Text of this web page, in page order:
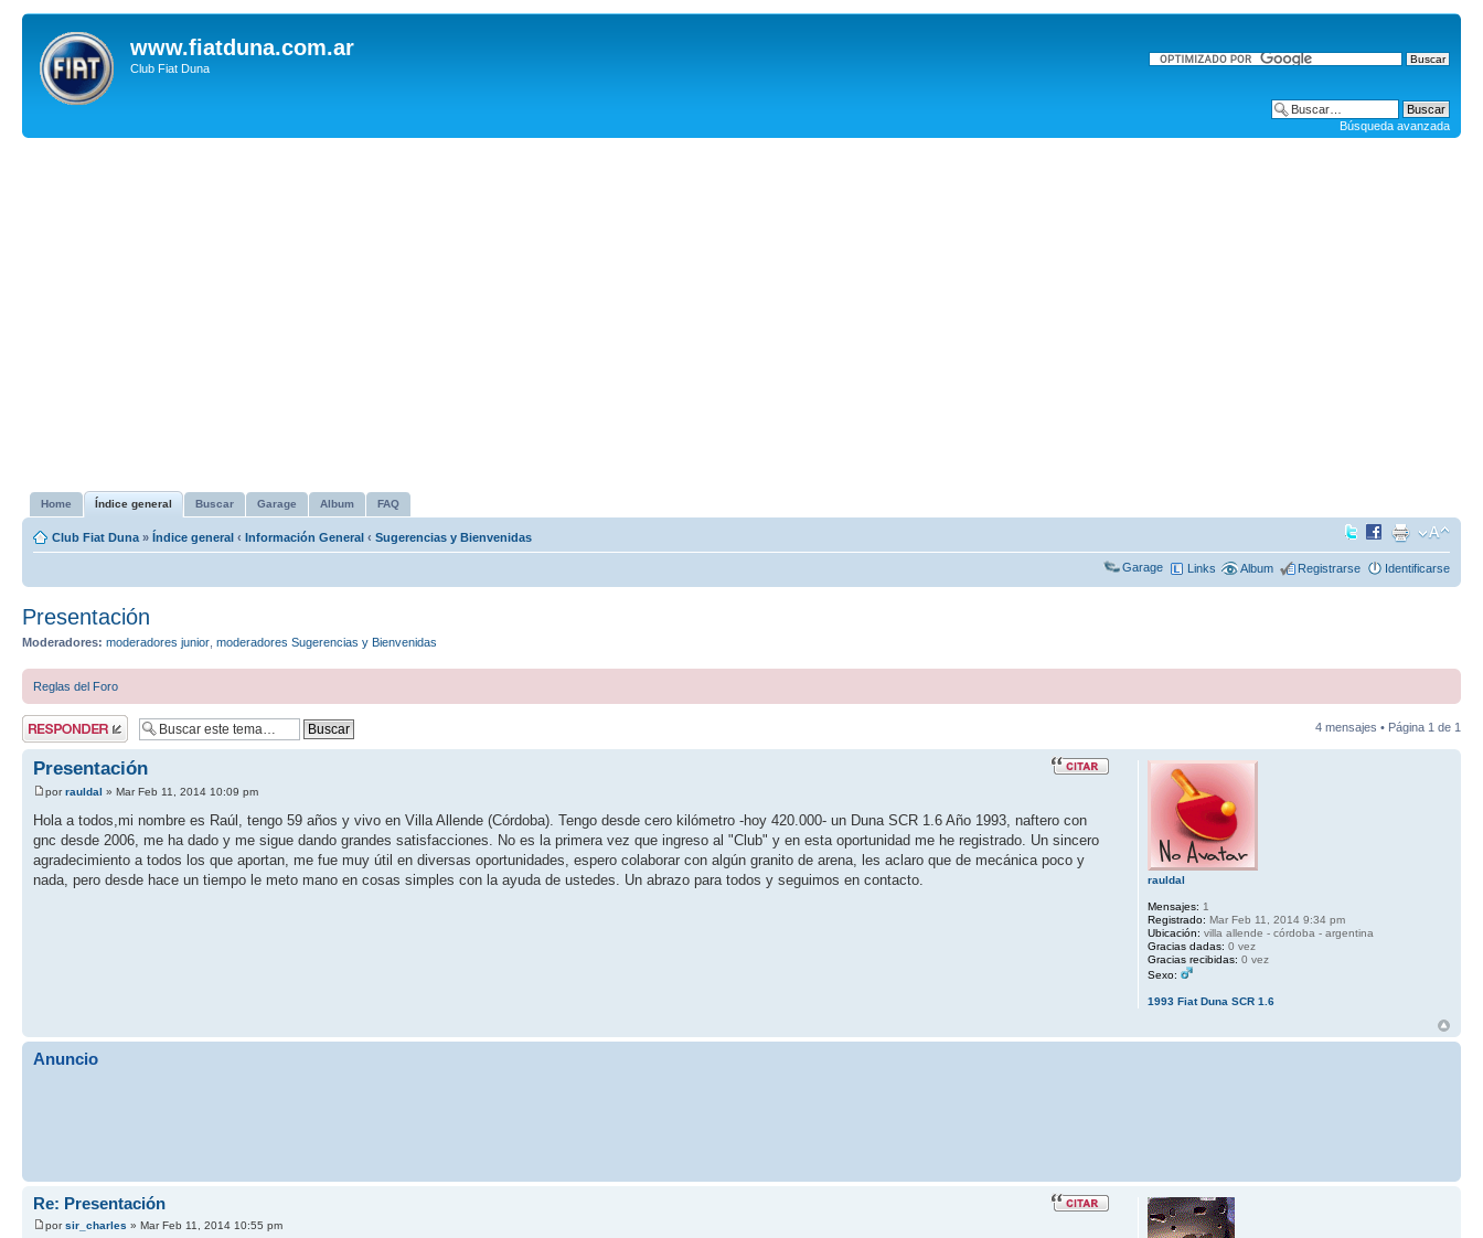
www.fiatduna.com.ar
Club Fiat Duna
Búsqueda avanzada
Home Índice general Buscar Garage Album FAQ
Club Fiat Duna » Índice general ‹ Información General ‹ Sugerencias y Bienvenidas
Garage Links Album Registrarse Identificarse
Presentación
Moderadores: moderadores junior moderadores Sugerencias y Bienvenidas
Reglas del Foro
Publicar una
respuesta
4 mensajes • Página 1 de 1
Presentación
porrauldal » Mar Feb 11, 2014 10:09 pm
Hola a todos,mi nombre es Raúl, tengo 59 años y vivo en Villa Allende (Córdoba). Tengo desde cero kilómetro -hoy 420.000- un Duna SCR 1.6 Año 1993, naftero con
gnc desde 2006, me ha dado y me sigue dando grandes satisfacciones. No es la primera vez que ingreso al "Club" y en esta oportunidad me he registrado. Un sincero
agradecimiento a todos los que aportan, me fue muy útil en diversas oportunidades, espero colaborar con algún granito de arena, les aclaro que de mecánica poco y
nada, pero desde hace un tiempo le meto mano en cosas simples con la ayuda de ustedes. Un abrazo para todos y seguimos en contacto.
rauldal
Mensajes: 1
Registrado: Mar Feb 11, 2014 9:34 pm
Ubicación: villa allende - córdoba - argentina
Gracias dadas: 0 vez
Gracias recibidas: 0 vez
Sexo:
1993 Fiat Duna SCR 1.6
Anuncio
Re: Presentación
porsir_charles » Mar Feb 11, 2014 10:55 pm